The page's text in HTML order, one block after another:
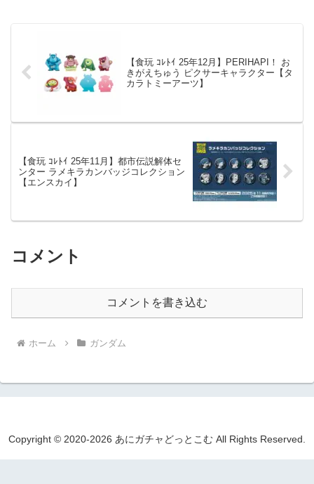
【食玩 ｺﾚﾄｲ 25年12月】PERIHAPI！ お
きがえちゅう ピクサーキャラクター【タ
カラトミーアーツ】
【食玩 ｺﾚﾄｲ 25年11月】都市伝説解体セ
ンター ラメキラカンバッジコレクション
【エンスカイ】
コメント
コメントを書き込む
ホーム ガンダム
Copyright © 2020-2026 あにガチャどっとこむ All Rights Reserved.